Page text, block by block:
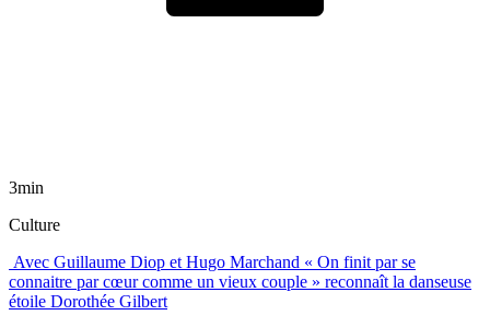
3min
Culture
Avec Guillaume Diop et Hugo Marchand « On finit par se
connaitre par cœur comme un vieux couple » reconnaît la danseuse
étoile Dorothée Gilbert